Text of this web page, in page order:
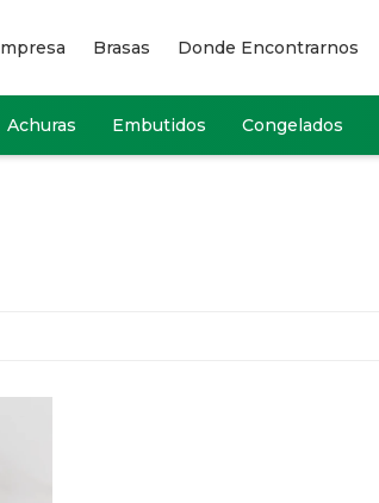
Achuras Embutidos Congelados
Brasas Donde Encontrarnos